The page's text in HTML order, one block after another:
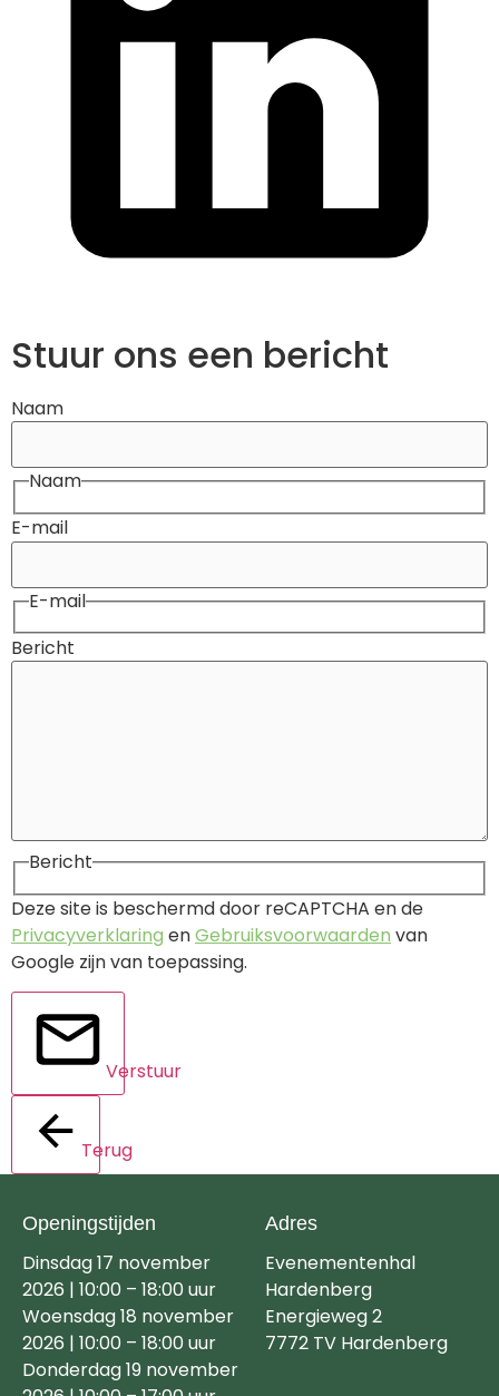
Stuur ons een bericht
Naam
Naam
E-mail
E-mail
Bericht
Bericht
Deze site is beschermd door reCAPTCHA en de
Privacyverklaring enGebruiksvoorwaarden van
Google zijn van toepassing.
Verstuur
Terug
Openingstijden
Dinsdag 17 november
2026 | 10:00 – 18:00 uur
Woensdag 18 november
2026 | 10:00 – 18:00 uur
Donderdag 19 november
Adres
Evenementenhal
Hardenberg
Energieweg 2
7772 TV Hardenberg